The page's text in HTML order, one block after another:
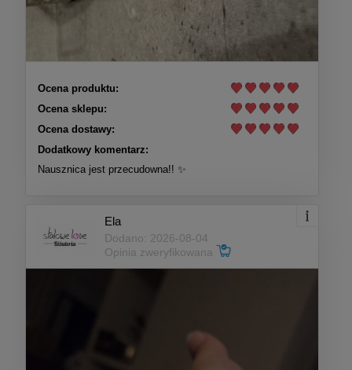
Ocena produktu:
Ocena sklepu:
Ocena dostawy:
Dodatkowy komentarz:
Nausznica jest przecudowna!! ✨
Ela
Dodano: 2026-08-04
Opinia zweryfikowana